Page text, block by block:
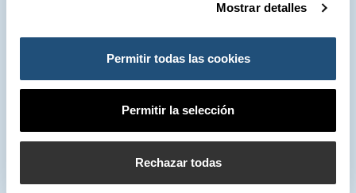
Mostrar detalles
Permitir todas las cookies
Permitir la selección
Rechazar todas
900 859 573*
Servicio de Atención (SAC) 963 939 555
*Las conversaciones telefónicas mantenidas con el Centro de Control de
Emergencias podrán ser grabadas. El tratamiento es necesario para el